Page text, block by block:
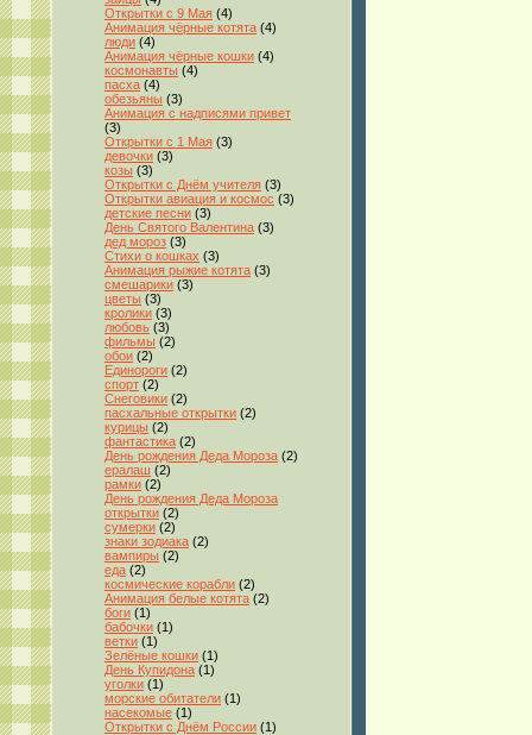
Открытки с 9 Мая (4)
Анимация чёрные котята (4)
люди (4)
Анимация чёрные кошки (4)
космонавты (4)
пасха (4)
обезьяны (3)
Анимация с надписями привет
(3)
Открытки с 1 Мая (3)
девочки (3)
козы (3)
Открытки с Днём учителя (3)
Открытки авиация и космос (3)
детские песни (3)
День Святого Валентина (3)
дед мороз (3)
Стихи о кошках (3)
Анимация рыжие котята (3)
смешарики (3)
цветы (3)
кролики (3)
любовь (3)
фильмы (2)
обои (2)
Единороги (2)
спорт (2)
Снеговики (2)
пасхальные открытки (2)
курицы (2)
фантастика (2)
День рождения Деда Мороза (2)
ералаш (2)
рамки (2)
День рождения Деда Мороза
открытки (2)
сумерки (2)
знаки зодиака (2)
вампиры (2)
еда (2)
космические корабли (2)
Анимация белые котята (2)
боги (1)
бабочки (1)
ветки (1)
Зелёные кошки (1)
День Купидона (1)
уголки (1)
морские обитатели (1)
насекомые (1)
Открытки с Днём России (1)